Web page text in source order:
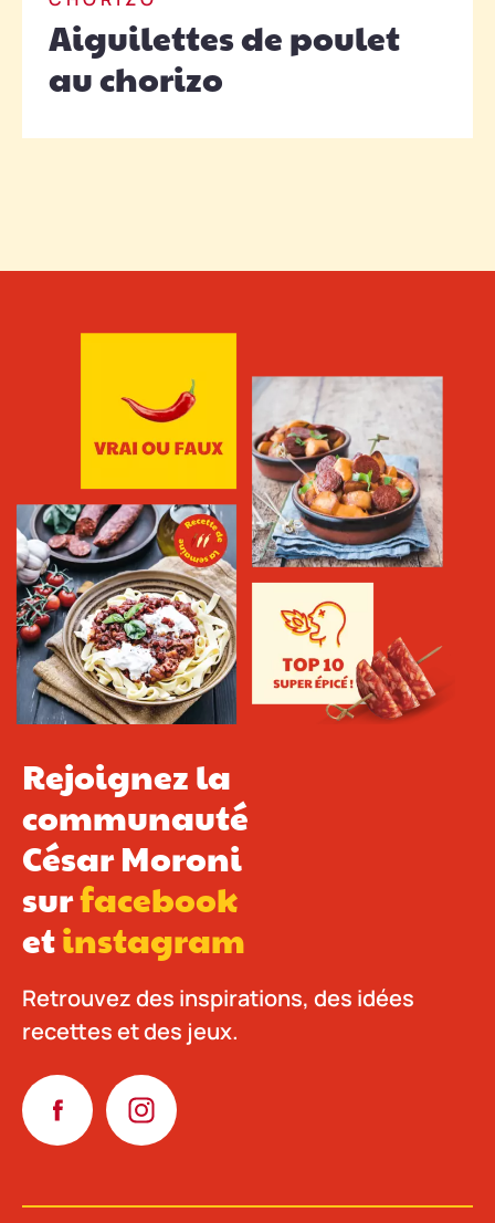
Aiguilettes de poulet
au chorizo
Rejoignez la
communauté
César Moroni
surfacebook
et instagram
Retrouvez des inspirations, des idées
recettes et des jeux.